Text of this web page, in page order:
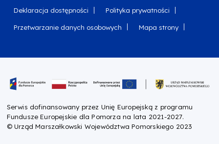
Deklaracja dostępności Polityka prywatności
Przetwarzanie danych osobowych Mapa strony
Serwis dofinansowany przez Unię Europejską z programu
Fundusze Europejskie dla Pomorza na lata 2021-2027.
© Urząd Marszałkowski Województwa Pomorskiego 2023